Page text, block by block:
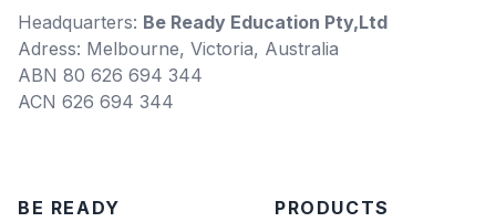
Headquarters: Be Ready Education Pty,Ltd
Adress: Melbourne, Victoria, Australia
ABN 80 626 694 344
ACN 626 694 344
BE READY
PRODUCTS